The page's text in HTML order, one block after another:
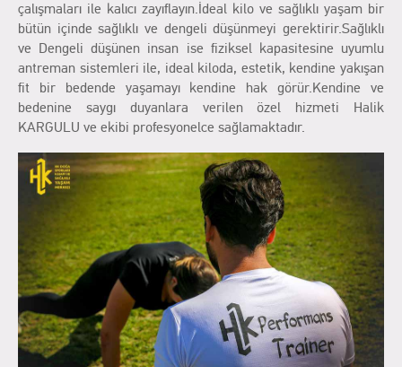
çalışmaları ile kalıcı zayıflayın.İdeal kilo ve sağlıklı yaşam bir
bütün içinde sağlıklı ve dengeli düşünmeyi gerektirir.Sağlıklı
ve Dengeli düşünen insan ise fiziksel kapasitesine uyumlu
antreman sistemleri ile, ideal kiloda, estetik, kendine yakışan
fit bir bedende yaşamayı kendine hak görür.Kendine ve
bedenine saygı duyanlara verilen özel hizmeti Halik
KARGULU ve ekibi profesyonelce sağlamaktadır.